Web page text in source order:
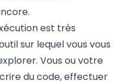
est très
sur lequel vous vous
Vous ou votre
du code, effectuer